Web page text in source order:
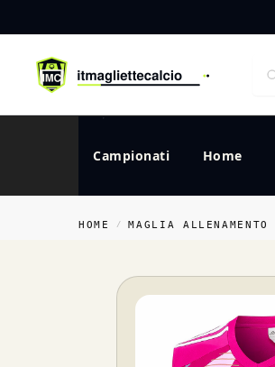
Campionati Home
HOME / MAGLIA ALLENAMENTO